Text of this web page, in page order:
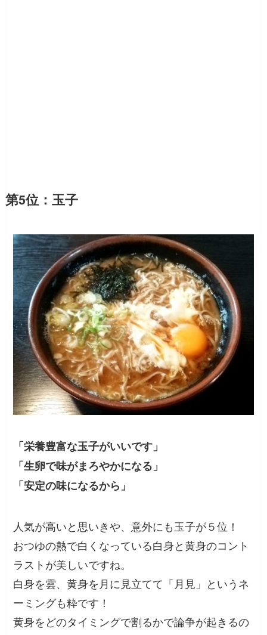
第5位：玉子
「栄養豊富な玉子がいいです」
「生卵で味がまろやかになる」
「安定の味になるから」
人気が高いと思いきや、意外にも玉子が５位！
おつゆの熱で白くなっている白身と黄身のコント
ラストが美しいですね。
白身を雲、黄身を月に見立てて「月見」というネ
ーミングも粋です！
黄身をどのタイミングで割るかで論争が起きるの